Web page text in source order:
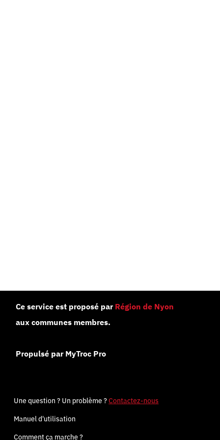
Ce service est proposé par Région de Nyon
aux communes membres.
Propulsé par MyTroc Pro
Une question ? Un problème ?Contactez-nous
Manuel d'utilisation
Comment ça marche ?